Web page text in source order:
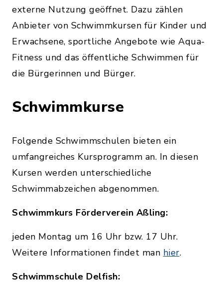
externe Nutzung geöffnet. Dazu zählen
Anbieter von Schwimmkursen für Kinder und
Erwachsene, sportliche Angebote wie Aqua-
Fitness und das öffentliche Schwimmen für
die Bürgerinnen und Bürger.
Schwimmkurse
Folgende Schwimmschulen bieten ein
umfangreiches Kursprogramm an. In diesen
Kursen werden unterschiedliche
Schwimmabzeichen abgenommen.
Schwimmkurs Förderverein Aßling:
jeden Montag um 16 Uhr bzw. 17 Uhr.
Weitere Informationen findet man hier.
Schwimmschule Delfish: